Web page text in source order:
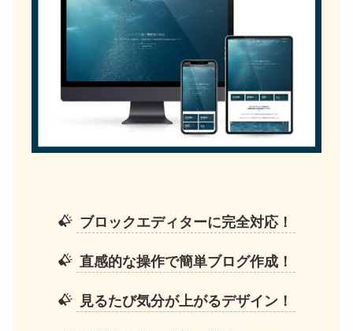
ブロックエディターに完全対応！
直感的な操作で簡単ブログ作成！
見るたび気分が上がるデザイン！